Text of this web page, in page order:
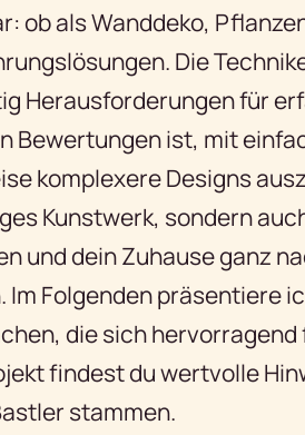
ob als Wanddeko,
Die
Herausforderungen für
Bewertungen ist, mit
komplexere Designs
Kunstwerk, sondern
und dein Zuhause ganz
Im Folgenden präsentiere
die sich
findest du wertvolle
stammen.